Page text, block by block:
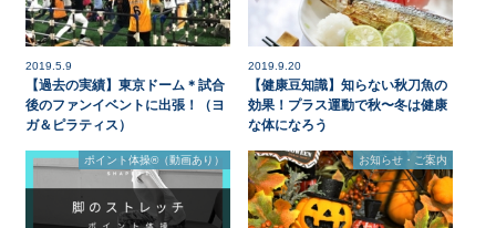
2019.5.9
【過去の実績】東京ドーム＊試合
後のファンイベントに出張！（ヨ
ガ＆ピラティス）
2019.9.20
【健康豆知識】知らない秋刀魚の
効果！プラス運動で秋〜冬は健康
な体になろう
ポイント体操®（動画あり） お知らせ・ご案内